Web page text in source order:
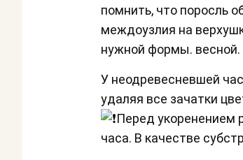
помнить, что поросль
междоузлия на
нужной формы. весной.
У неодревесневшей
удаляя все зачатки
Перед укоренением
часа. В качестве